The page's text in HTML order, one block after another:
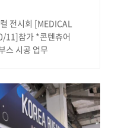
전시회 [MEDICAL
11]참가 *콘텐츄어
스 시공 업무